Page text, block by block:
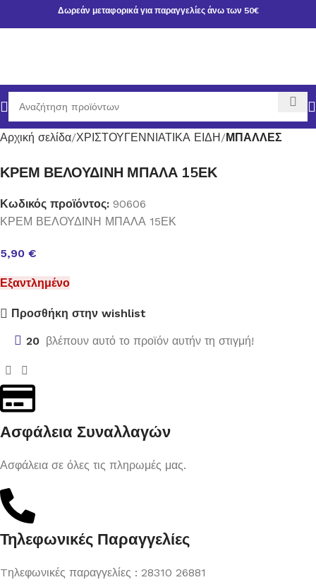
Δωρεάν μεταφορικά για παραγγελίες άνω των 50€
Αρχική σελίδα ΧΡΙΣΤΟΥΓΕΝΝΙΑΤΙΚΑ ΕΙΔΗ ΜΠΑΛΛΕΣ
ΚΡΕΜ ΒΕΛΟΥΔΙΝΗ ΜΠΑΛΑ 15ΕΚ
Κωδικός προϊόντος: 90606
ΚΡΕΜ ΒΕΛΟΥΔΙΝΗ ΜΠΑΛΑ 15ΕΚ
5,90 €
Εξαντλημένο
Προσθήκη στην wishlist
20 βλέπουν αυτό το προϊόν αυτήν τη στιγμή!
Ασφάλεια Συναλλαγών
Ασφάλεια σε όλες τις πληρωμές μας.
Τηλεφωνικές Παραγγελίες
Tηλεφωνικές παραγγελίες : 28310 26881